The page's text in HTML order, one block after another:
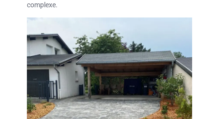
complexe.